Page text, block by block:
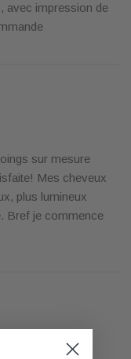
avec impression de
sur mesure
Mes cheveux
plus lumineux
Bref je commence